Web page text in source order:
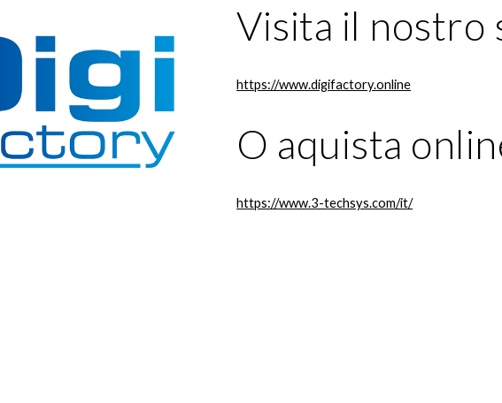
Visita il nostro
https://www.digifactory.online
O aquista
https://www.3-techsys.com/it/